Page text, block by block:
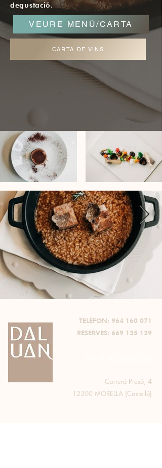
degustació.
VEURE MENÚ/CARTA
CARTA DE VINS
TELÈFON: 964 160 071
RESERVES: 669 135 139
Carreró Presó, 4
12300 MORELLA (Castelló)